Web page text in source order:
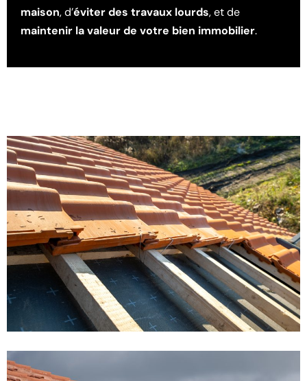
maison, d’éviter des travaux lourds, et de
maintenir la valeur de votre bien immobilier.